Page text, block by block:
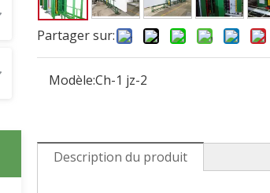
Partager sur:
Modèle:Ch-1 jz-2
Description du produit